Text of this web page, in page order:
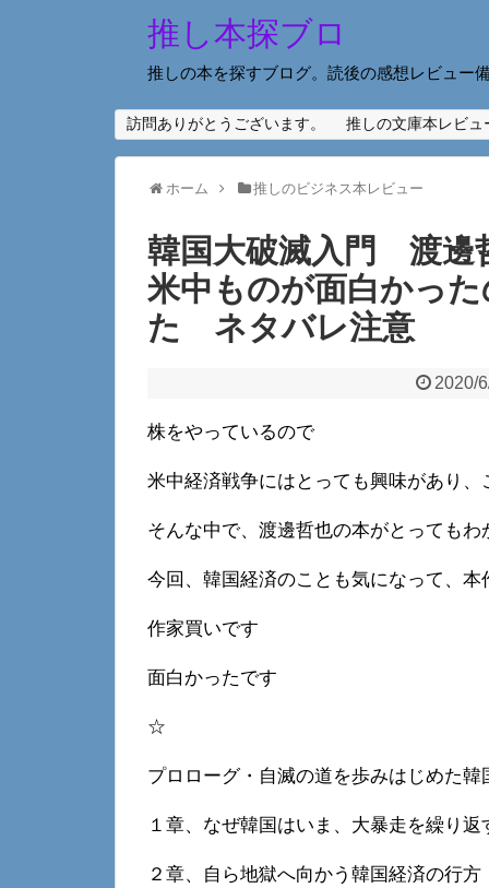
推し本探ブロ
推しの本を探すブログ。読後の感想レビュー
訪問ありがとうございます。 推しの文庫本レビュ
ホーム 推しのビジネス本レビュー
韓国大破滅入門 渡邊
米中ものが面白かっ
た ネタバレ注意
2020/
株をやっているので
米中経済戦争にはとっても興味があり
そんな中で、渡邊哲也の本がとっても
今回、韓国経済のことも気になって、本
作家買いです
面白かったです
☆
プロローグ・自滅の道を歩みはじめた韓
１章、なぜ韓国はいま、大暴走を繰り返
２章、自ら地獄へ向かう韓国経済の行方